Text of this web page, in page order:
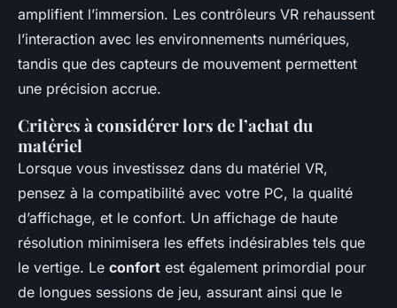
amplifient l’immersion. Les contrôleurs VR rehaussent
l’interaction avec les environnements numériques,
tandis que des capteurs de mouvement permettent
une précision accrue.
Critères à considérer lors de l’achat du
matériel
Lorsque vous investissez dans du matériel VR,
pensez à la compatibilité avec votre PC, la qualité
d’affichage, et le confort. Un affichage de haute
résolution minimisera les effets indésirables tels que
le vertige. Le confort est également primordial pour
de longues sessions de jeu, assurant ainsi que le